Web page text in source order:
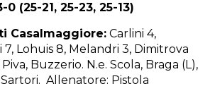
(25-21, 25-23, 25-13)
Casalmaggiore: Carlini 4,
Lohuis 8, Melandri 3, Dimitrova
Buzzerio. N.e. Scola, Braga (L),
Allenatore: Pistola